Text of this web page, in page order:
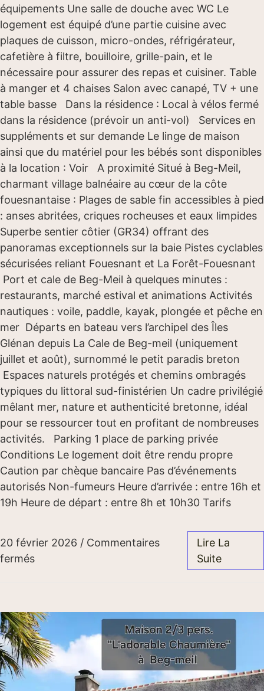
équipements Une salle de douche avec WC Le
logement est équipé d’une partie cuisine avec
plaques de cuisson, micro-ondes, réfrigérateur,
cafetière à filtre, bouilloire, grille-pain, et le
nécessaire pour assurer des repas et cuisiner. Table
à manger et 4 chaises Salon avec canapé, TV + une
table basse Dans la résidence : Local à vélos fermé
dans la résidence (prévoir un anti-vol) Services en
suppléments et sur demande Le linge de maison
ainsi que du matériel pour les bébés sont disponibles
à la location : Voir A proximité Situé à Beg-Meil,
charmant village balnéaire au cœur de la côte
fouesnantaise : Plages de sable fin accessibles à pied
: anses abritées, criques rocheuses et eaux limpides
Superbe sentier côtier (GR34) offrant des
panoramas exceptionnels sur la baie Pistes cyclables
sécurisées reliant Fouesnant et La Forêt-Fouesnant
Port et cale de Beg-Meil à quelques minutes :
restaurants, marché estival et animations Activités
nautiques : voile, paddle, kayak, plongée et pêche en
mer Départs en bateau vers l’archipel des Îles
Glénan depuis La Cale de Beg-meil (uniquement
juillet et août), surnommé le petit paradis breton
Espaces naturels protégés et chemins ombragés
typiques du littoral sud-finistérien Un cadre privilégié
mêlant mer, nature et authenticité bretonne, idéal
pour se ressourcer tout en profitant de nombreuses
activités. Parking 1 place de parking privée
Conditions Le logement doit être rendu propre
Caution par chèque bancaire Pas d’événements
autorisés Non-fumeurs Heure d’arrivée : entre 16h et
19h Heure de départ : entre 8h et 10h30 Tarifs
20 février 2026 / Commentaires
fermés
Lire La
Suite